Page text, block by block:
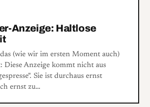
Anzeige: Haltlose
(wie wir im ersten Moment auch)
Diese Anzeige kommt nicht aus
Sie ist durchaus ernst
ernst zu…